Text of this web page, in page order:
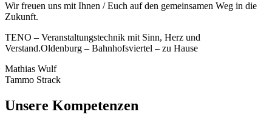
Wir freuen uns mit Ihnen / Euch auf den gemeinsamen Weg in die
Zukunft.
TENO – Veranstaltungstechnik mit Sinn, Herz und
Verstand.Oldenburg – Bahnhofsviertel – zu Hause
Mathias Wulf
Tammo Strack
Unsere Kompetenzen